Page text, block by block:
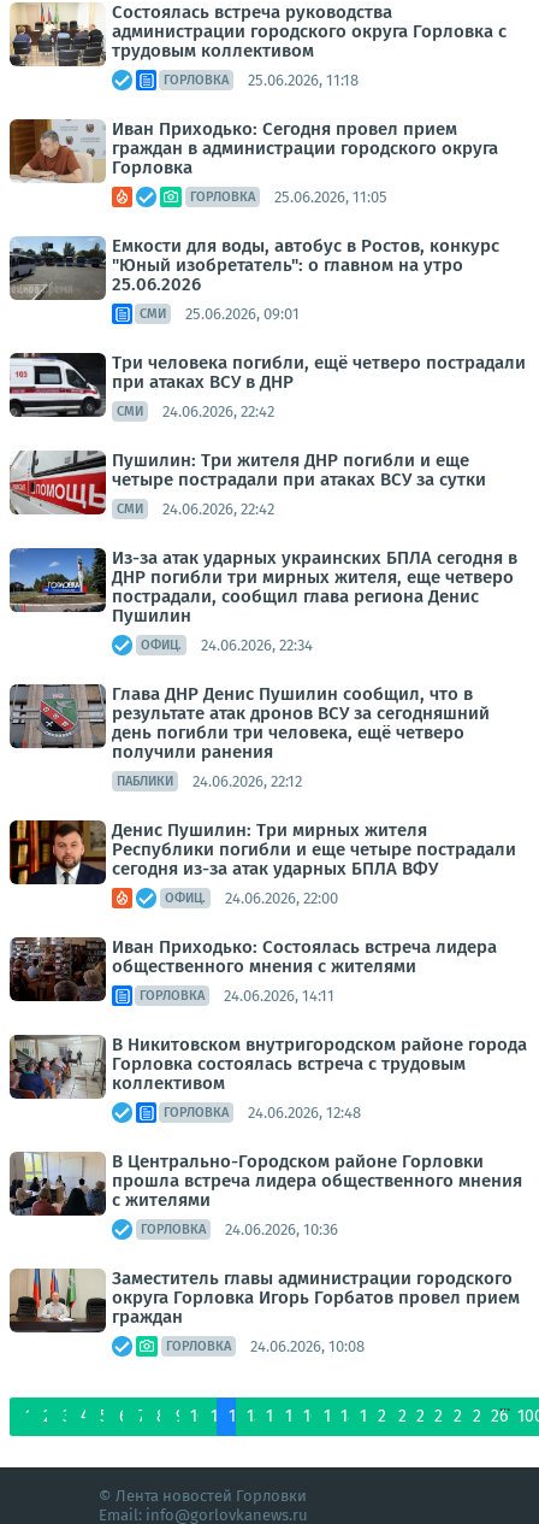
Состоялась встреча руководства
администрации городского округа Горловка с
трудовым коллективом
ГОРЛОВКА 25.06.2026, 11:18
Иван Приходько: Сегодня провел прием
граждан в администрации городского округа
Горловка
ГОРЛОВКА 25.06.2026, 11:05
Емкости для воды, автобус в Ростов, конкурс
"Юный изобретатель": о главном на утро
25.06.2026
СМИ 25.06.2026, 09:01
Три человека погибли, ещё четверо пострадали
при атаках ВСУ в ДНР
СМИ 24.06.2026, 22:42
Пушилин: Три жителя ДНР погибли и еще
четыре пострадали при атаках ВСУ за сутки
СМИ 24.06.2026, 22:42
Из-за атак ударных украинских БПЛА сегодня в
ДНР погибли три мирных жителя, еще четверо
пострадали, сообщил глава региона Денис
Пушилин
ОФИЦ. 24.06.2026, 22:34
Глава ДНР Денис Пушилин сообщил, что в
результате атак дронов ВСУ за сегодняшний
день погибли три человека, ещё четверо
получили ранения
ПАБЛИКИ 24.06.2026, 22:12
Денис Пушилин: Три мирных жителя
Республики погибли и еще четыре пострадали
сегодня из-за атак ударных БПЛА ВФУ
ОФИЦ. 24.06.2026, 22:00
Иван Приходько: Состоялась встреча лидера
общественного мнения с жителями
ГОРЛОВКА 24.06.2026, 14:11
В Никитовском внутригородском районе города
Горловка состоялась встреча с трудовым
коллективом
ГОРЛОВКА 24.06.2026, 12:48
В Центрально-Городском районе Горловки
прошла встреча лидера общественного мнения
с жителями
ГОРЛОВКА 24.06.2026, 10:36
Заместитель главы администрации городского
округа Горловка Игорь Горбатов провел прием
граждан
ГОРЛОВКА 24.06.2026, 10:08
1 2 3 4 5 6 7 8 9 10 11 12 13 14 15 16 17 18 19 20 21 22 23 24 25 26
...
© Лента новостей Горловки
Email: info@gorlovkanews.ru